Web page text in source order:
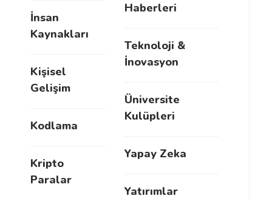
İnsan
Kaynakları
Kişisel
Gelişim
Kodlama
Kripto
Paralar
Haberleri
Teknoloji &
İnovasyon
Üniversite
Kulüpleri
Yapay Zeka
Yatırımlar